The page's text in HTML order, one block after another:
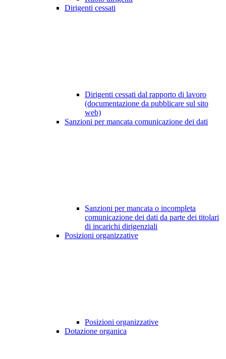
Dirigenti cessati
Dirigenti cessati dal rapporto di lavoro
(documentazione da pubblicare sul sito
web)
Sanzioni per mancata comunicazione dei dati
Sanzioni per mancata o incompleta
comunicazione dei dati da parte dei titolari
di incarichi dirigenziali
Posizioni organizzative
Posizioni organizzative
Dotazione organica